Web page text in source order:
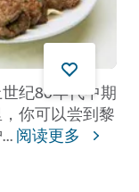
纪80年代中期
你可以尝到黎
...阅读更多